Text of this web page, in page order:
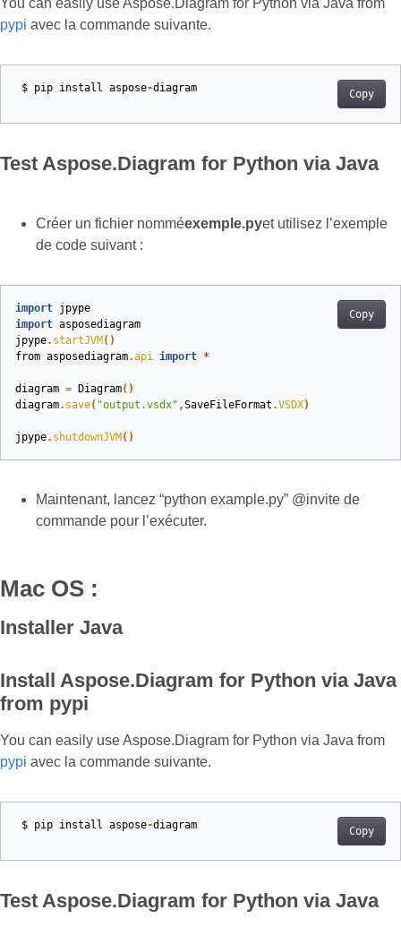
You can easily use Aspose.Diagram for Python via Java from
pypi avec la commande suivante.
Copy
$ pip install aspose-diagram
Test Aspose.Diagram for Python via Java
Créer un fichier nomméexemple.pyet utilisez l’exemple
de code suivant :
Copy
import jpype
import asposediagram
jpype. startJVM ()
from asposediagram.api import *
diagram = Diagram()
diagram. save( "output.vsdx" ,SaveFileFormat .VSDX)
jpype. shutdownJVM ()
Maintenant, lancez “python example.py” @invite de
commande pour l’exécuter.
Mac OS :
Installer Java
Install Aspose.Diagram for Python via Java
from pypi
You can easily use Aspose.Diagram for Python via Java from
pypi avec la commande suivante.
Copy
$ pip install aspose-diagram
Test Aspose.Diagram for Python via Java